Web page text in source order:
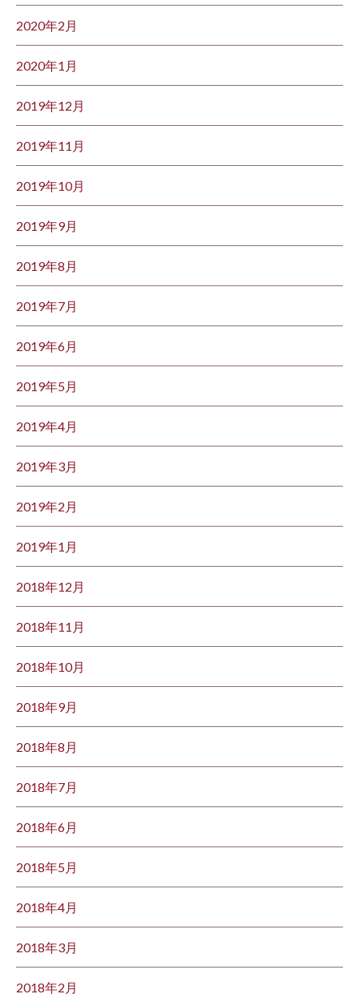
2020年2月
2020年1月
2019年12月
2019年11月
2019年10月
2019年9月
2019年8月
2019年7月
2019年6月
2019年5月
2019年4月
2019年3月
2019年2月
2019年1月
2018年12月
2018年11月
2018年10月
2018年9月
2018年8月
2018年7月
2018年6月
2018年5月
2018年4月
2018年3月
2018年2月